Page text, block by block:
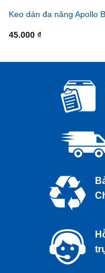
Keo dán đa năng Apollo
45.000 ₫